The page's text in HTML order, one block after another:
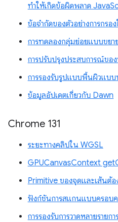
ทำให้เกิดข้อผิดพลาด
ข้อจำกัดของตัวอย่างการกรอ
การทดลองกลุ่มย่อยแบบขยา
การปรับปรุงประสบการณ์ข
การรองรับรูปแบบพื้นผิวแบ
ข้อมูลอัปเดตเกี่ยวกับ Dawn
Chrome 131
ระยะทางคลิปใน WGSL
GPUCanvasContext
Primitive ของจุดและเส้นต้อ
ฟังก์ชันการสแกนแบบครอบ
การรองรับการวาดหลายราย